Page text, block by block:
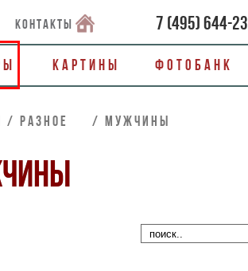
Картины Фотобанк
7 (495)644-
контакты
/ РАЗНОЕ / Мужчины